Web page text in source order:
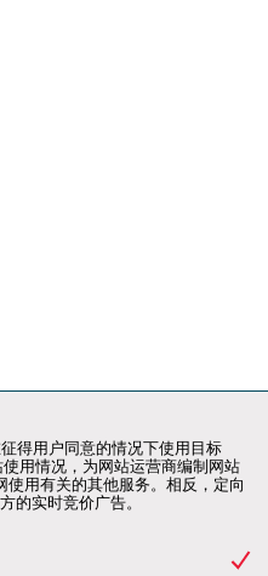
征得用户同意的情况下使用目标
使用情况，为网站运营商编制网站
用有关的其他服务。相反，定向
的实时竞价广告。